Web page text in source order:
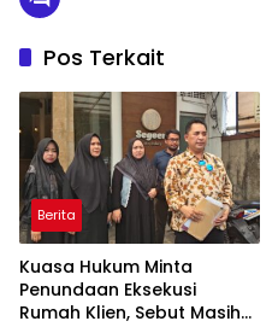
Pos Terkait
Berita
Kuasa Hukum Minta
Penundaan Eksekusi
Rumah Klien, Sebut Masih